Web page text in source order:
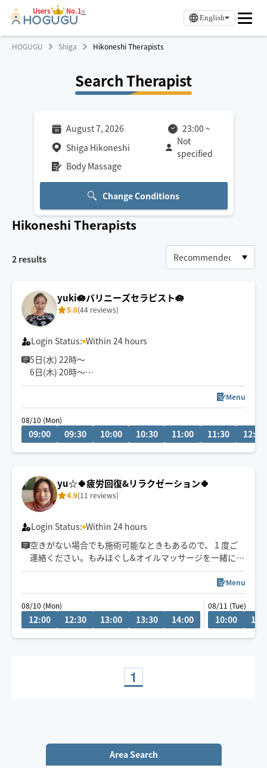
Users No.1※
English
HOGUGU Shiga Hikoneshi Therapists
Search Therapist
August 7, 2026 23:00 ~
Shiga Hikoneshi
Not
specified
Body Massage
Change Conditions
Hikoneshi Therapists
2 results
yuki🪷バリニーズセラピスト🪷
5.0(44 reviews)
Login Status: Within 24 hours
5日(水) 22時〜
6日(木) 20時〜
空きございます。
空いてないお日にち、お時間でもメッセージ頂けますと
調整できる場合もあります✨
お気軽にメッセージください🎀
に合わせた手技で癒します👐
もちろん男性、外国の方も大歓迎です✨
🚗県外のお客様は高速代別途頂いております。
Menu
08/10 (Mon)
09:00 09:30 10:00 10:30 11:00 11:30 12:00
yu☆🍀疲労回復&リラクゼーション🍀
4.9(11 reviews)
Login Status: Within 24 hours
空きがない場合でも施術可能なときもあるので、１度ご
連絡ください。もみほぐし&オイルマッサージを一緒にさ
れるとコリも浮腫みもとれてスッキリするのでオススメ
ですよ～(^-^)/１人１人に寄り添う施術を心掛けていま
す。宜しくお願いいたします！県外の方は高速代別途い
ただいております。新規のお客様は県内最終受付22時、
県外21時まで。リピート様はなるべくご希望沿えるよう
Menu
08/10 (Mon)
12:00 12:30 13:00 13:30 14:00
08/11 (Tue)
10:00
1
Area Search